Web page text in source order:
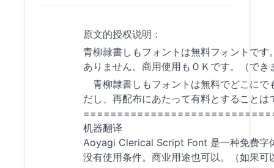
原文的授权说明：
青柳隷書しもフォントは無料フォントで
ありません。商用使用もＯＫです。（で
青柳隷書しもフォントは無料でどこにで
だし、再配布にあたって有料とすることは
机器翻译
Aoyagi Clerical Script Font 是一种免费字
没有使用条件。商业用途也可以。（如果可